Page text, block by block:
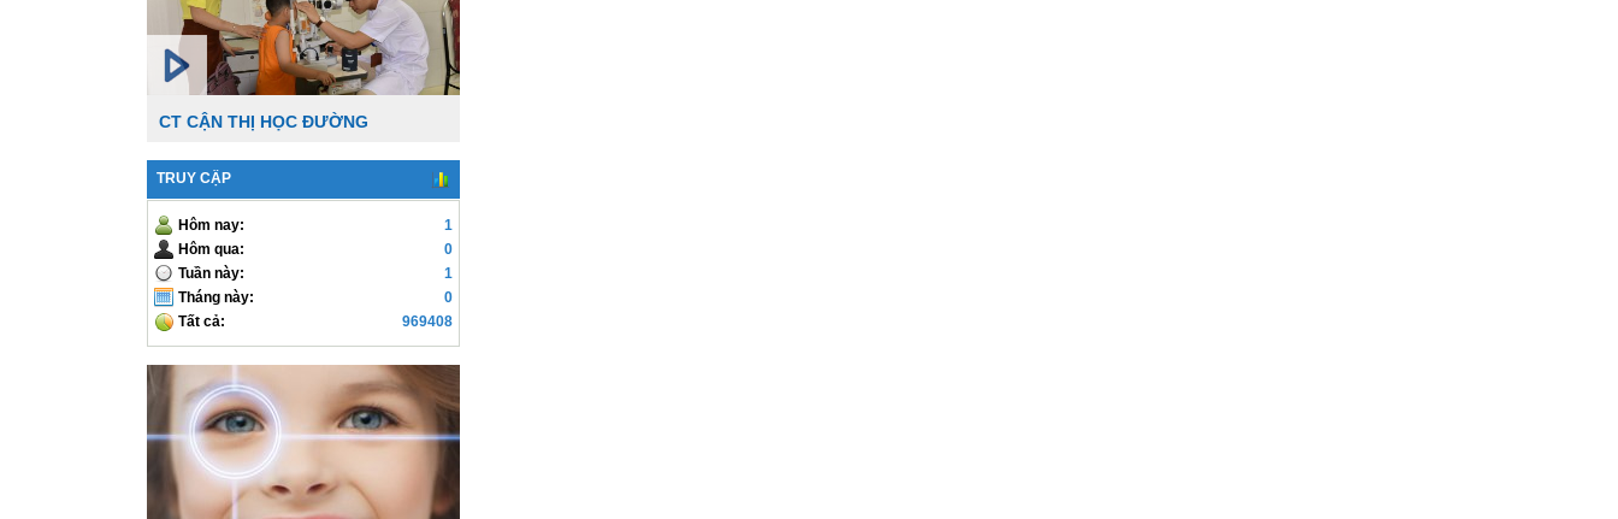
CT CẬN THỊ HỌC ĐƯỜNG
TRUY CẬP
Hôm nay:
1
Hôm qua:
0
Tuần này:
1
Tháng này:
0
Tất cả:
969408